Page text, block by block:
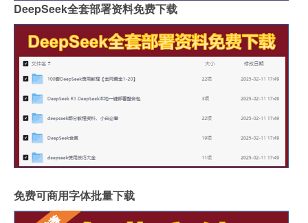
DeepSeek全套部署资料免费下载
免费可商用字体批量下载